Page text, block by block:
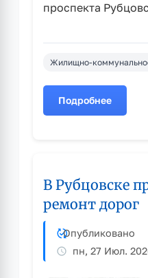
проспекта
Жилищно-
Подробнее
о
на
проспекте
Ленина
В Рубцовске
ремонт дорог
Опубликовано
пн, 27 Июл.